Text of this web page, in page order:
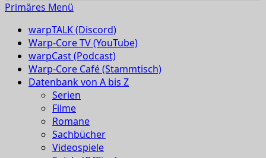
Primäres Menü
warpTALK (Discord)
Warp-Core TV (YouTube)
warpCast (Podcast)
Warp-Core Café (Stammtisch)
Datenbank von A bis Z
Serien
Filme
Romane
Sachbücher
Videospiele